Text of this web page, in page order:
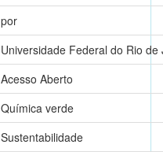
por
Universidade Federal do Rio de
Acesso Aberto
Química verde
Sustentabilidade